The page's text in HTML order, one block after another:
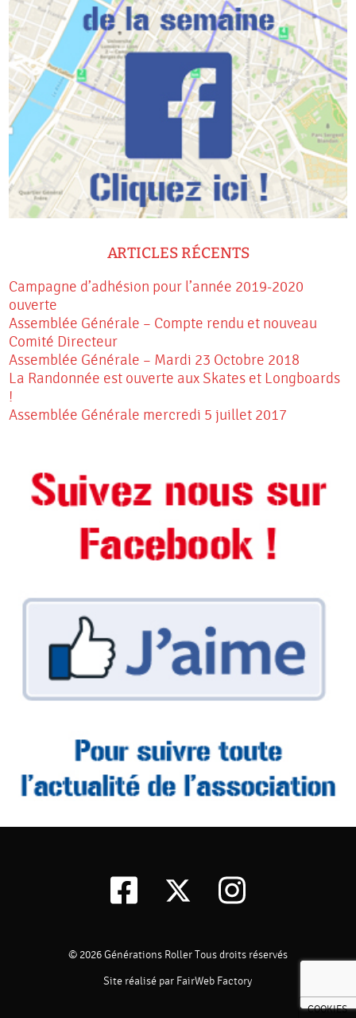
ARTICLES RÉCENTS
Campagne d’adhésion pour l’année 2019-2020
ouverte
Assemblée Générale – Compte rendu et nouveau
Comité Directeur
Assemblée Générale – Mardi 23 Octobre 2018
La Randonnée est ouverte aux Skates et Longboards
!
Assemblée Générale mercredi 5 juillet 2017
© 2026Générations RollerTous droits réservés
Site réalisé par FairWeb Factory